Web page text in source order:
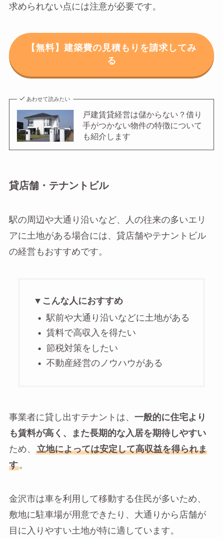
求められない点には注意が必要です。
【無料】建築費の見積もりを請求してみ
る
あわせて読みたい
戸建賃貸経営は儲からない？借り
手がつかない物件の特徴について
も紹介します
貸店舗・テナントビル
駅の周辺や大通り沿いなど、人の往来の多いエリ
アに土地がある場合には、貸店舗やテナントビル
の経営もおすすめです。
▼こんな人におすすめ
駅前や大通り沿いなどに土地がある
賃料で高収入を得たい
節税対策をしたい
不動産経営のノウハウがある
事業者に貸し出すテナントは、 一般的に住宅より
も賃料が高く、また長期的な入居を期待しやすい
ため、
立地によっては安定して高収益を得られま
す。
金沢市は車を利用して移動する住民が多いため、
敷地に駐車場が用意できたり、大通りから店舗が
目に入りやすい土地が特に適しています。